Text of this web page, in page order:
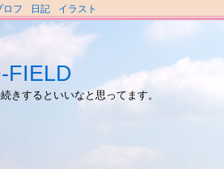
ロフ 日記 イラスト
FIELD
きするといいなと思ってます。